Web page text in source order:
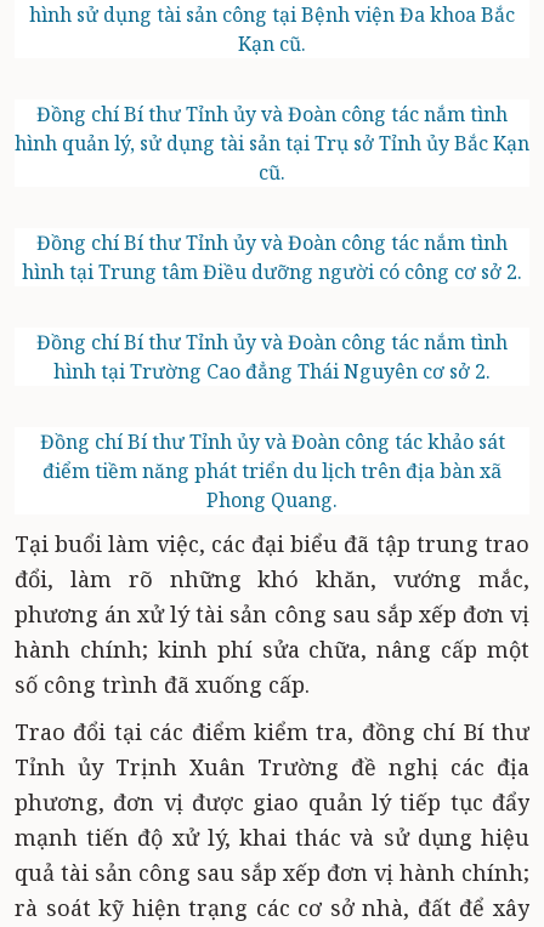
hình sử dụng tài sản công tại Bệnh viện Đa khoa Bắc
Kạn cũ.
Đồng chí Bí thư Tỉnh ủy và Đoàn công tác nắm tình
hình quản lý, sử dụng tài sản tại Trụ sở Tỉnh ủy Bắc Kạn
cũ.
Đồng chí Bí thư Tỉnh ủy và Đoàn công tác nắm tình
hình tại Trung tâm Điều dưỡng người có công cơ sở 2.
Đồng chí Bí thư Tỉnh ủy và Đoàn công tác nắm tình
hình tại Trường Cao đẳng Thái Nguyên cơ sở 2.
Đồng chí Bí thư Tỉnh ủy và Đoàn công tác khảo sát
điểm tiềm năng phát triển du lịch trên địa bàn xã
Phong Quang.
Tại buổi làm việc, các đại biểu đã tập trung trao
đổi, làm rõ những khó khăn, vướng mắc,
phương án xử lý tài sản công sau sắp xếp đơn vị
hành chính; kinh phí sửa chữa, nâng cấp một
số công trình đã xuống cấp.
Trao đổi tại các điểm kiểm tra, đồng chí Bí thư
Tỉnh ủy Trịnh Xuân Trường đề nghị các địa
phương, đơn vị được giao quản lý tiếp tục đẩy
mạnh tiến độ xử lý, khai thác và sử dụng hiệu
quả tài sản công sau sắp xếp đơn vị hành chính;
rà soát kỹ hiện trạng các cơ sở nhà, đất để xây